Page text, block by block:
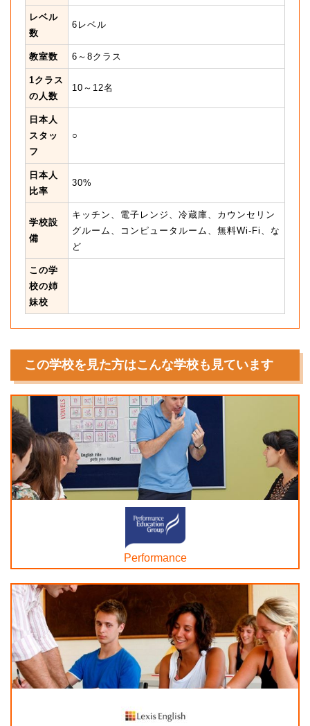
レベル
数
6レベル
教室数 6～8クラス
1クラス
の人数
10～12名
日本人
スタッ
フ
○
日本人
比率
30%
学校設
備
キッチン、電子レンジ、冷蔵庫、カウンセリン
グルーム、コンピュータルーム、無料Wi-Fi、な
ど
この学
校の姉
妹校
この学校を見た方はこんな学校も見ています
Performance